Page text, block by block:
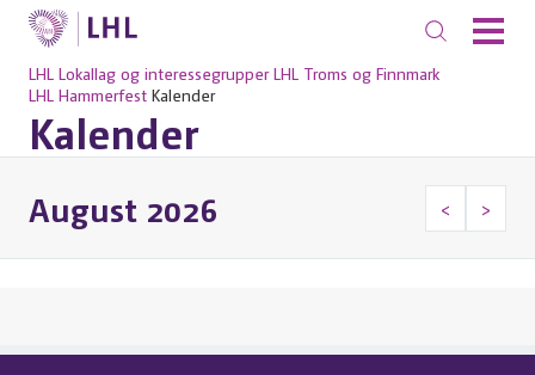
LHL Lokallag og interessegrupper LHL Troms og Finnmark
LHL Hammerfest Kalender
Kalender
August 2026 < >